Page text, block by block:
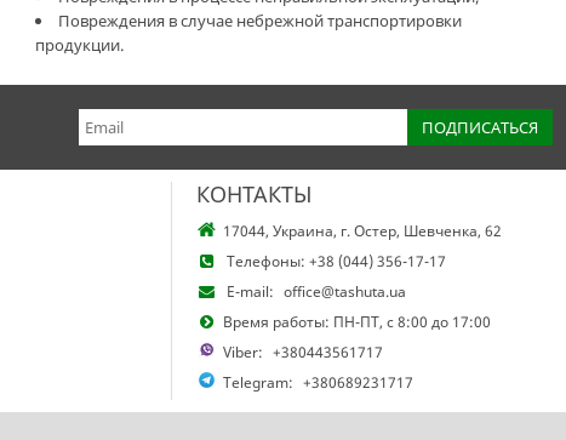
Повреждения в случае небрежной транспортировки
продукции.
КОНТАКТЫ
17044, Украина, г. Остер, Шевченка, 62
Телефоны: +38 (044) 356-17-17
E-mail: office@tashuta.ua
Время работы: ПН-ПТ, с 8:00 до 17:00
Viber: +380443561717
Telegram: +380689231717